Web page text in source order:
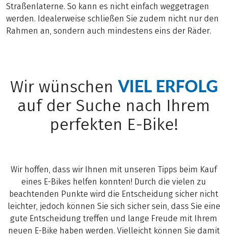
Straßenlaterne. So kann es nicht einfach weggetragen
werden. Idealerweise schließen Sie zudem nicht nur den
Rahmen an, sondern auch mindestens eins der Räder.
Wir wünschenVIEL ERFOLG
auf der Suche nach Ihrem
perfekten E-Bike!
Wir hoffen, dass wir Ihnen mit unseren Tipps beim Kauf
eines E-Bikes helfen konnten! Durch die vielen zu
beachtenden Punkte wird die Entscheidung sicher nicht
leichter, jedoch können Sie sich sicher sein, dass Sie eine
gute Entscheidung treffen und lange Freude mit Ihrem
neuen E-Bike haben werden. Vielleicht können Sie damit